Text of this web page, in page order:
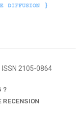
ISSN 2105-0864
?